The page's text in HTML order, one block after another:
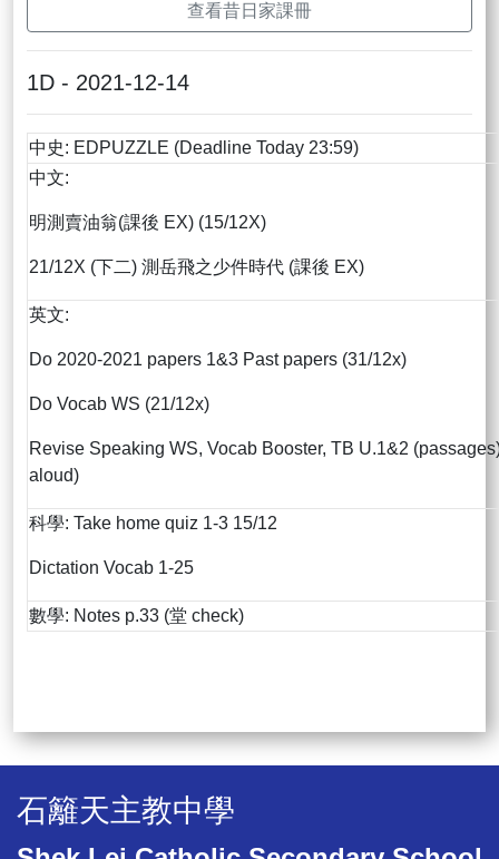
查看昔日家課冊
1D - 2021-12-14
中史: EDPUZZLE (Deadline Today 23:59)
中文:
明測賣油翁(課後 EX) (15/12X)
21/12X (下二) 測岳飛之少件時代 (課後 EX)
英文:
Do 2020-2021 papers 1&3 Past papers (31/12x)
Do Vocab WS (21/12x)
Revise Speaking WS, Vocab Booster, TB U.1&2
aloud)
科學: Take home quiz 1-3 15/12
Dictation Vocab 1-25
數學: Notes p.33 (堂 check)
石籬天主教中學